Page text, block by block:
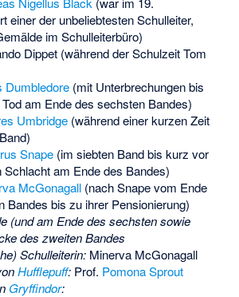
einer der unbeliebtesten Schulleiter,
im Schulleiterbüro)
Dippet (während der Schulzeit Tom
Dumbledore (mit Unterbrechungen bis
am Ende des sechsten Bandes)
Umbridge (während einer kurzen Zeit
Snape (im siebten Band bis kurz vor
Schlacht am Ende des Bandes)
McGonagall (nach Snape vom Ende
Bandes bis zu ihrer Pensionierung)
(und am Ende des sechsten sowie
des zweiten Bandes
Schulleiterin:Minerva McGonagall
Hufflepuff:Prof. Pomona Sprout
Gryffindor: